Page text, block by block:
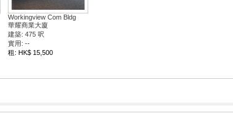
Workingview Com Bldg
華耀商業大廈
建築: 475 呎
實用: --
租: HK$ 15,500